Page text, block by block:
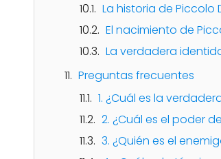
La historia de Piccolo
El nacimiento de
La verdadera
Preguntas frecuentes
1. ¿Cuál es la
2. ¿Cuál es el poder
3. ¿Quién es el